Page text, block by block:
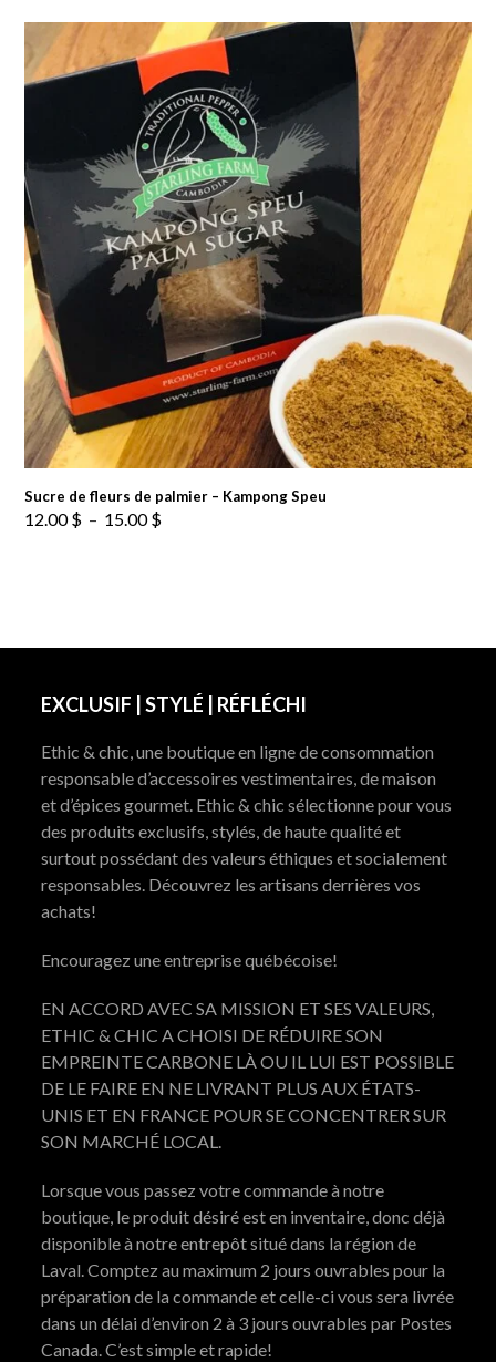
prix :
12.00 $
à
22.00 $
Sucre de fleurs de palmier – Kampong Speu
12.00$ – 15.00$Plage
EXCLUSIF | STYLÉ | RÉFLÉCHI
Ethic & chic, une boutique en ligne de consommation
responsable d’accessoires vestimentaires, de maison
et d’épices gourmet. Ethic & chic sélectionne pour vous
des produits exclusifs, stylés, de haute qualité et
surtout possédant des valeurs éthiques et socialement
responsables. Découvrez les artisans derrières vos
achats!
Encouragez une entreprise québécoise!
EN ACCORD AVEC SA MISSION ET SES VALEURS,
ETHIC & CHIC A CHOISI DE RÉDUIRE SON
EMPREINTE CARBONE LÀ OU IL LUI EST POSSIBLE
DE LE FAIRE EN NE LIVRANT PLUS AUX ÉTATS-
UNIS ET EN FRANCE POUR SE CONCENTRER SUR
SON MARCHÉ LOCAL.
Lorsque vous passez votre commande à notre
boutique, le produit désiré est en inventaire, donc déjà
disponible à notre entrepôt situé dans la région de
Laval. Comptez au maximum 2 jours ouvrables pour la
préparation de la commande et celle-ci vous sera livrée
dans un délai d’environ 2 à 3 jours ouvrables par Postes
Canada. C’est simple et rapide!